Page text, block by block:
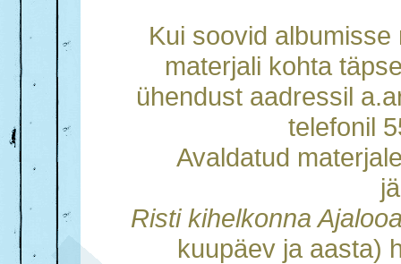
Kui soovid
materjali kohta
ühendust aadressil
telefonil
Avaldatud
Risti kihelkonna
kuupäev ja aasta)